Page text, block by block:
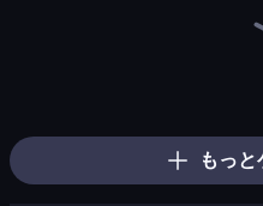
もっ